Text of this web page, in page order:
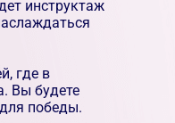
инструктаж
где в
Вы будете
победы.